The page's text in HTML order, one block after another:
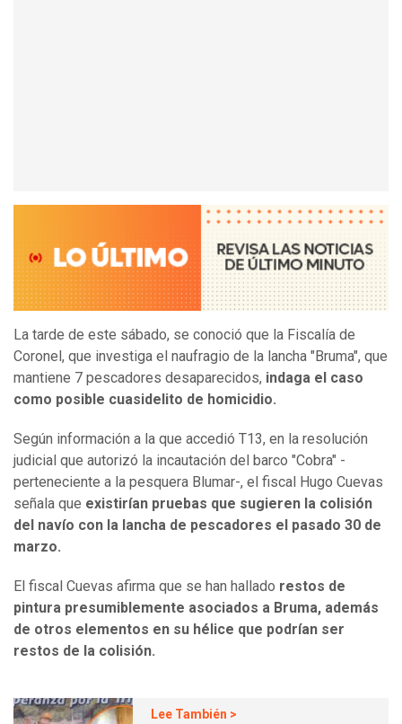
La tarde de este sábado, se conoció que la Fiscalía de
Coronel, que investiga el naufragio de la lancha "Bruma", que
mantiene 7 pescadores desaparecidos, indaga el caso
como posible cuasidelito de homicidio.
Según información a la que accedió T13, en la resolución
judicial que autorizó la incautación del barco "Cobra" -
perteneciente a la pesquera Blumar-, el fiscal Hugo Cuevas
señala que existirían pruebas que sugieren la colisión
del navío con la lancha de pescadores el pasado 30 de
marzo.
El fiscal Cuevas afirma que se han hallado restos de
pintura presumiblemente asociados a Bruma, además
de otros elementos en su hélice que podrían ser
restos de la colisión.
Lee También >